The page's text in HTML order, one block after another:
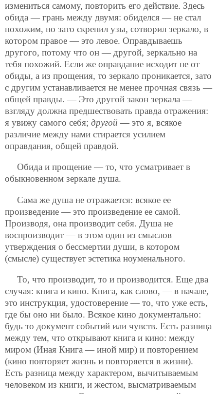
измениться самому, повторить его действие. Здесь
обида — грань между двумя: обиделся — не стал
похожим, но зато скрепил узы, сотворил зеркало, в
котором правое — это левое. Оправдываешь
другого, потому что он — другой, зеркально на
тебя похожий. Если же оправдание исходит не от
обиды, а из прощения, то зеркало проникается, зато
с другим устанавливается не менее прочная связь —
общей правды. — Это другой закон зеркала —
взгляду должна предшествовать правда отражения:
я увижу самого себя; другой — это я, всякое
различие между нами стирается усилием
оправдания, общей правдой.
Обида и прощение — то, что усматривает в
обыкновенном зеркале душа.
Сама же душа не отражается: всякое ее
произведение — это произведение ее самой.
Производя, она производит себя. Душа не
воспроизводит — в этом один из смыслов
утверждения о бессмертии души, в котором
(смысле) существует эстетика ноуменального.
То, что производит, то и производится. Еще два
случая: книга и кино. Книга, как слово, — в начале,
это инструкция, удостоверение — то, что уже есть,
где бы оно ни было. Всякое кино документально:
будь то документ событий или чувств. Есть разница
между тем, что открывают книга и кино: между
миром (Иная Книга — иной мир) и повторением
(кино повторяет жизнь и повторяется в жизни).
Есть разница между характером, вычитываемым
человеком из книги, и жестом, высматриваемым